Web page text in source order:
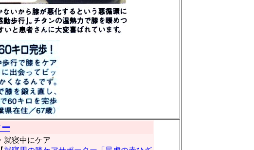
・就寝中にケア